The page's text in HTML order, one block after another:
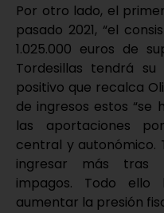
Por otro lado, el
pasado 2021, “el
1.025.000 euros de
Tordesillas tendrá
positivo que recalca
de ingresos estos “se
las aportaciones
central y autonómico.
ingresar más tras
impagos. Todo ello
aumentar la presión